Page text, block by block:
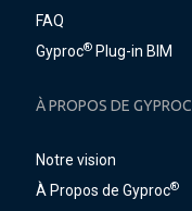
FAQ
Gyproc® Plug-in BIM
À PROPOS DE GYPROC
Notre vision
À Propos de Gyproc®